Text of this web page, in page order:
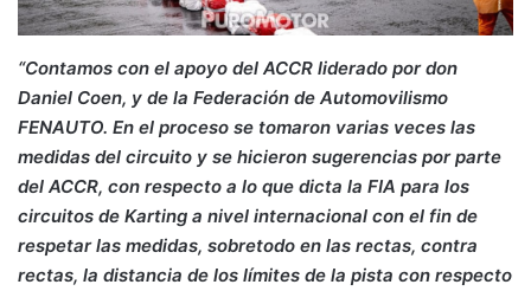
“Contamos con el apoyo del ACCR liderado por don
Daniel Coen, y de la Federación de Automovilismo
FENAUTO. En el proceso se tomaron varias veces las
medidas del circuito y se hicieron sugerencias por parte
del ACCR, con respecto a lo que dicta la FIA para los
circuitos de Karting a nivel internacional con el fin de
respetar las medidas, sobretodo en las rectas, contra
rectas, la distancia de los límites de la pista con respecto